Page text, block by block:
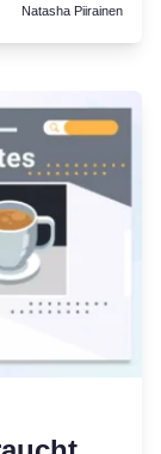
Natasha Piirainen